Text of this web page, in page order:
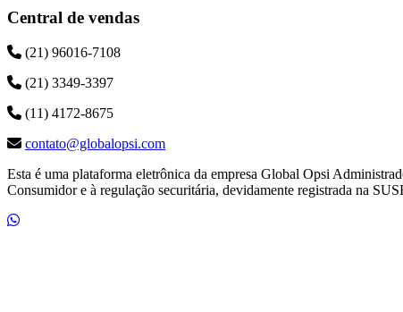
Central de vendas
(21) 96016-7108
(21) 3349-3397
(11) 4172-8675
contato@globalopsi.com
Esta é uma plataforma eletrônica da empresa Global Opsi
Consumidor e à regulação securitária, devidamente registrada na